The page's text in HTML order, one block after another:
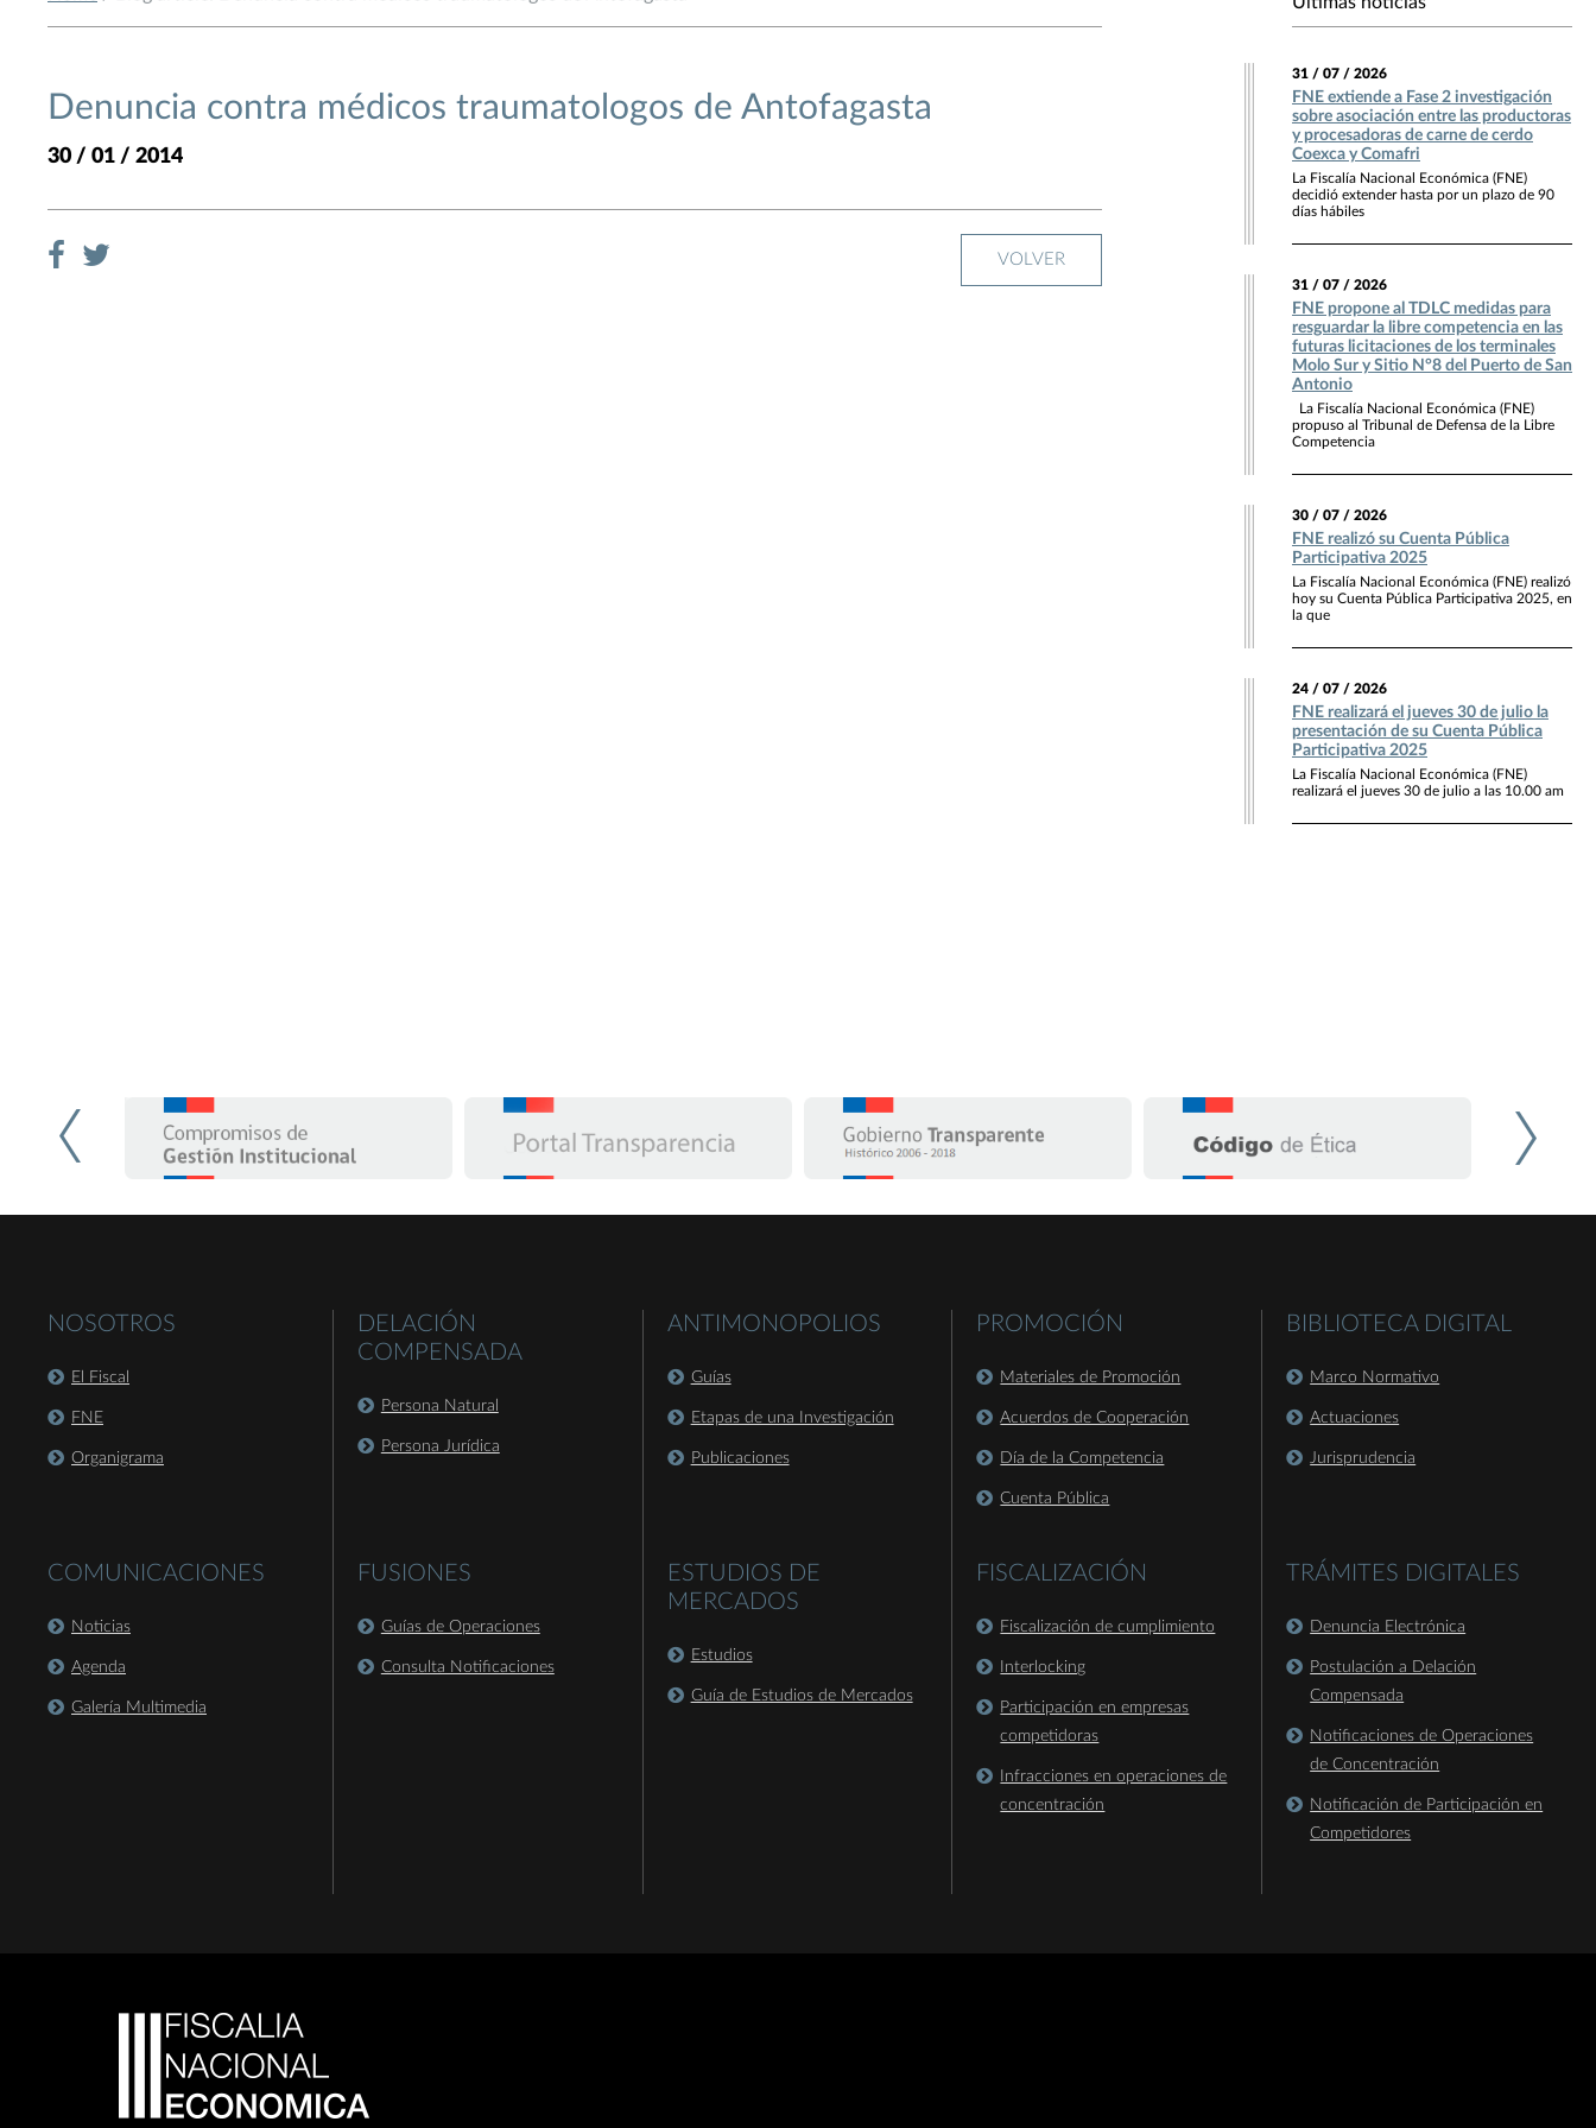
Denuncia contra médicos traumatologos de Antofagasta
30 / 01 / 2014
VOLVER
31 / 07 / 2026
FNE extiende a Fase 2 investigación
sobre asociación entre las productoras
y procesadoras de carne de cerdo
Coexca y Comafri
La Fiscalía Nacional Económica (FNE)
decidió extender hasta por un plazo de 90
días hábiles
31 / 07 / 2026
FNE propone al TDLC medidas para
resguardar la libre competencia en las
futuras licitaciones de los terminales
Molo Sur y Sitio N°8 del Puerto de San
Antonio
La Fiscalía Nacional Económica (FNE)
propuso al Tribunal de Defensa de la Libre
Competencia
30 / 07 / 2026
FNE realizó su Cuenta Pública
Participativa 2025
La Fiscalía Nacional Económica (FNE) realizó
hoy su Cuenta Pública Participativa 2025, en
la que
24 / 07 / 2026
FNE realizará el jueves 30 de julio la
presentación de su Cuenta Pública
Participativa 2025
La Fiscalía Nacional Económica (FNE)
realizará el jueves 30 de julio a las 10.00 am
NOSOTROS
El Fiscal
FNE
Organigrama
COMUNICACIONES
Noticias
Agenda
Galería Multimedia
DELACIÓN
COMPENSADA
Persona Natural
Persona Jurídica
FUSIONES
Guías de Operaciones
Consulta Notificaciones
ANTIMONOPOLIOS
Guías
Etapas de una Investigación
Publicaciones
ESTUDIOS DE
MERCADOS
Estudios
Guía de Estudios de Mercados
PROMOCIÓN
Materiales de Promoción
Acuerdos de Cooperación
Día de la Competencia
Cuenta Pública
FISCALIZACIÓN
Fiscalización de cumplimiento
Interlocking
Participación en empresas
competidoras
Infracciones en operaciones de
concentración
BIBLIOTECA DIGITAL
Marco Normativo
Actuaciones
Jurisprudencia
TRÁMITES DIGITALES
Denuncia Electrónica
Postulación a Delación
Compensada
Notificaciones de Operaciones
de Concentración
Notificación de Participación en
Competidores